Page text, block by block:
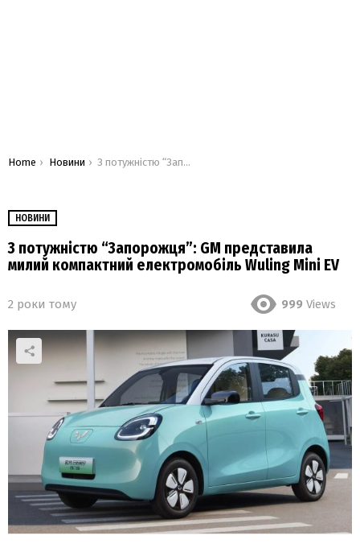
You are here:
Home Новини З потужністю “Запорожця”: GM представила милий компактний електромобіль Wuling Mini EV
НОВИНИ
З потужністю “Запорожця”: GM представила
милий компактний електромобіль Wuling Mini EV
2 роки тому 999 Views